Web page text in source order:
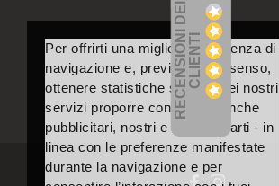
Per offrirti una migliore esperienza di
navigazione e, previo tuo consenso,
ottenere statistiche sull’uso dei nostri
servizi proporre contenuti – anche
pubblicitari, nostri e di terze parti - in
linea con le preferenze manifestate
durante la navigazione e per
R
E
C
E
N
S
I
ON
I
D
E
I
C
L
I
E
N
TI